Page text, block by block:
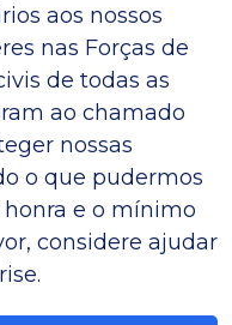
aos nossos
nas Forças de
de todas as
ao chamado
nossas
o que pudermos
e o mínimo
considere ajudar